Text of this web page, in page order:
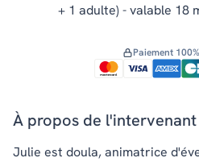
+ 1 adulte) - valable 18
Paiement
À propos de l'intervenant
Julie est doula, animatrice